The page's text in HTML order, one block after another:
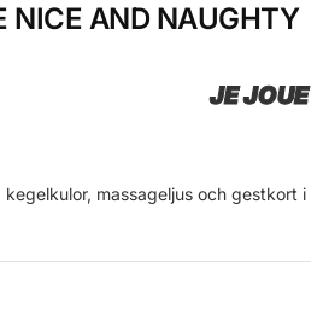
NICE AND NAUGHTY
JE JOUE
massage­ljus och gestkort i